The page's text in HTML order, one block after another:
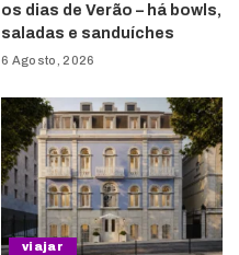
os dias de Verão – há bowls,
saladas e sanduíches
6 Agosto, 2026
viajar